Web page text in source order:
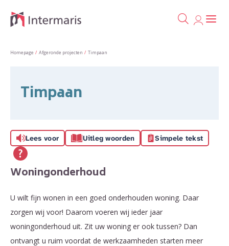
Naar de homepage Ga
Homepage Afgeronde projecten Timpaan
Timpaan
Lees voor Uitleg woorden Simpele tekst
Woningonderhoud
U wilt fijn wonen in een goed onderhouden woning. Daar
zorgen wij voor! Daarom voeren wij ieder jaar
woningonderhoud uit. Zit uw woning er ook tussen? Dan
ontvangt u ruim voordat de werkzaamheden starten meer